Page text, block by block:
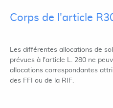
Corps de l'article
Les différentes allocations de
prévues à l'article L. 280 ne
allocations correspondantes
des FFI ou de la RIF.